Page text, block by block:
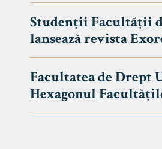
DE
Studenții Facultății
lansează revista
Facultatea de Drept
Hexagonul